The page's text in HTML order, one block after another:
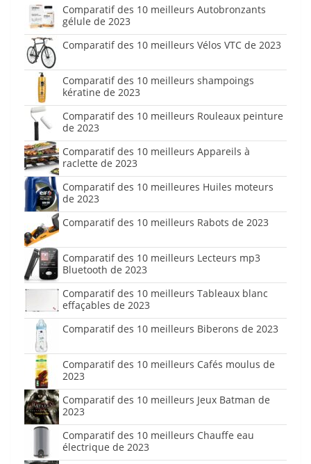
Comparatif des 10 meilleurs Autobronzants
gélule de 2023
Comparatif des 10 meilleurs Vélos VTC de 2023
Comparatif des 10 meilleurs shampoings
kératine de 2023
Comparatif des 10 meilleurs Rouleaux peinture
de 2023
Comparatif des 10 meilleurs Appareils à
raclette de 2023
Comparatif des 10 meilleures Huiles moteurs
de 2023
Comparatif des 10 meilleurs Rabots de 2023
Comparatif des 10 meilleurs Lecteurs mp3
Bluetooth de 2023
Comparatif des 10 meilleurs Tableaux blanc
effaçables de 2023
Comparatif des 10 meilleurs Biberons de 2023
Comparatif des 10 meilleurs Cafés moulus de
2023
Comparatif des 10 meilleurs Jeux Batman de
2023
Comparatif des 10 meilleurs Chauffe eau
électrique de 2023